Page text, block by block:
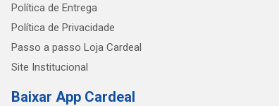
Política de Entrega
Política de Privacidade
Passo a passo Loja Cardeal
Site Institucional
Baixar App Cardeal